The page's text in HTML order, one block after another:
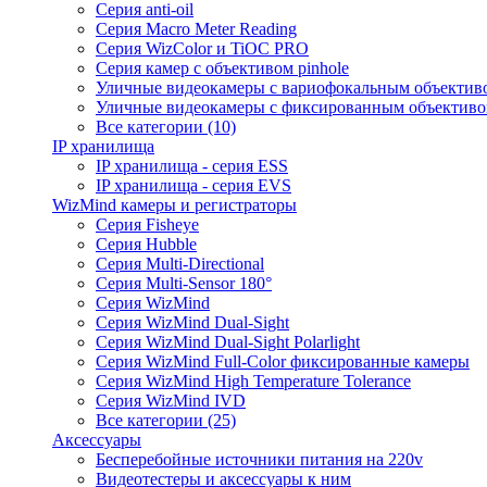
Серия anti-oil
Серия Macro Meter Reading
Серия WizColor и TiOC PRO
Серия камер с объективом pinhole
Уличные видеокамеры с вариофокальным
Уличные видеокамеры с фиксированным
Все категории (10)
IP хранилища
IP хранилища - серия ESS
IP хранилища - серия EVS
WizMind камеры и регистраторы
Серия Fisheye
Серия Hubble
Серия Multi-Directional
Серия Multi-Sensor 180°
Серия WizMind
Серия WizMind Dual-Sight
Серия WizMind Dual-Sight Polarlight
Серия WizMind Full-Color фиксированные камеры
Серия WizMind High Temperature Tolerance
Серия WizMind IVD
Все категории (25)
Аксессуары
Бесперебойные источники питания на 220v
Видеотестеры и аксессуары к ним